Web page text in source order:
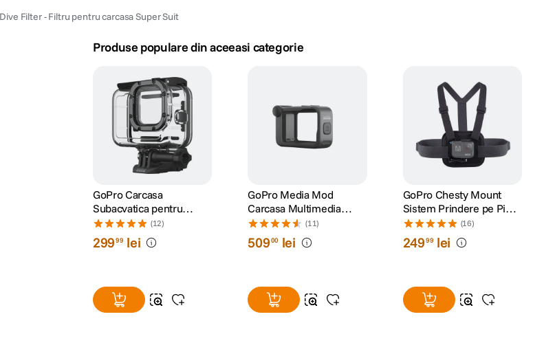
Filter - Filtru pentru carcasa Super Suit
Produse populare din aceeasi categorie
GoPro Carcasa
Subacvatica pentru
HERO9 /HERO10
/HERO11
Black/HERO12/ HERO13
(12)
29999 lei
GoPro Media Mod
Carcasa Multimedia
pentru
HERO9/10/11/12/13
Black
(11)
50900 lei
GoPro Chesty Mount
Sistem Prindere pe Piept
pentru Camerele Video
GoPro
(16)
24999 lei